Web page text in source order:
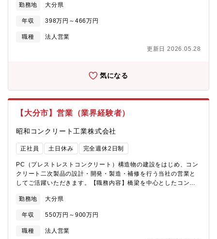
品等・主な取引先：九州の建設会社や建設機器レンタル・リース
会社が主になります。【魅力】・創業以来黒字経営の安定企業で
す。・年間休日120日以上、残業時間20時間/月とワークライフバ
ランスの充実が叶います。・フォロー体制も充実しているため、
【組織構成】大分支店は5名（男性4名、女性1名）50代：2名、
勤務地 大分県
年収 398万円～466万円
職種
法人営業
更新日 2026.05.28
気になる
【大分市】営業（業界経験者）
昭和コンクリート工業株式会社
正社員 土日休み 完全週休2日制
PC（プレストレストコンクリート）構造物の建設をはじめ、コン
クリート二次製品の設計・開発・製造・補修を行う当社の営業と
してご活躍いただきます。【職務内容】橋梁を中心としたコンク
お願いいたします。官公庁や建設コンサル、施工業者（建設・建
築・土木会社）、商社等へ製品・技術のPRや提案をします。工事
予定現場を下見に行ったり、設計や現場監督との打合せ等もお任
せします。【魅力】・九州エリアにてシェア拡大中です。・出張
勤務地 大分県
年収 550万円～900万円
職種
法人営業